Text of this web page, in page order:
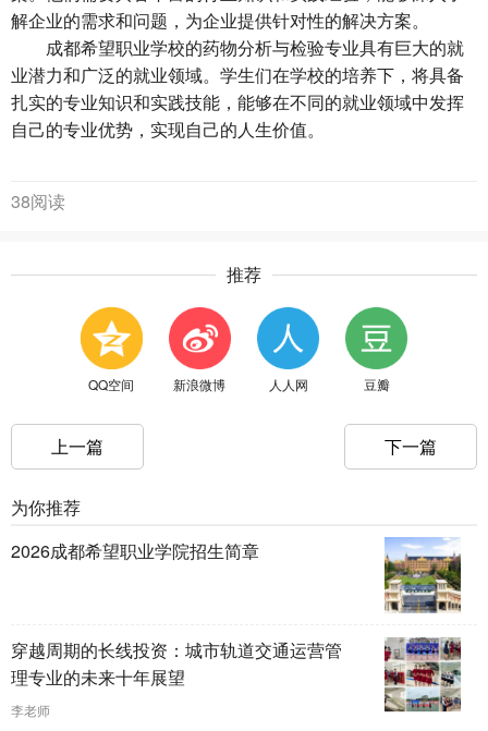
解企业的需求和问题，为企业提供针对性的解决方案。
成都希望职业学校的药物分析与检验专业具有巨大的就
业潜力和广泛的就业领域。学生们在学校的培养下，将具备
扎实的专业知识和实践技能，能够在不同的就业领域中发挥
自己的专业优势，实现自己的人生价值。
38阅读
推荐
QQ空间 新浪微博 人人网 豆瓣
上一篇 下一篇
为你推荐
2026成都希望职业学院招生简章
穿越周期的长线投资：城市轨道交通运营管
理专业的未来十年展望
李老师